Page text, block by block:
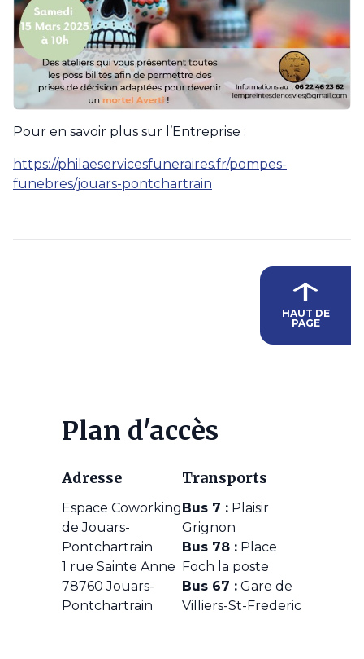
Pour en savoir plus sur l’Entreprise :
https://philaeservicesfuneraires.fr/pompes-
funebres/jouars-pontchartrain
HAUT DE
PAGE
Plan d'accès
Adresse
Espace Coworking
de Jouars-
Pontchartrain
1 rue Sainte Anne
78760 Jouars-
Pontchartrain
Transports
Bus 7 : Plaisir
Grignon
Bus 78 : Place
Foch la poste
Bus 67 : Gare de
Villiers-St-Frederic